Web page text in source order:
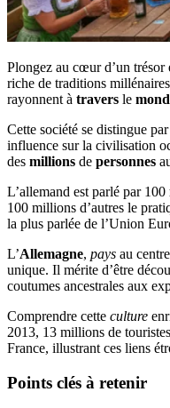
Plongez au cœur d’un trésor
riche de traditions
rayonnent à travers le
Cette société se distingue
influence sur la civilisation
des millions de personnes
L’allemand est parlé par 100
100 millions d’autres le
la plus parlée de l’Union
L’Allemagne, pays au
unique. Il mérite d’être
coutumes ancestrales aux
Comprendre cette culture
2013, 13 millions de
France, illustrant ces liens
Points clés à retenir